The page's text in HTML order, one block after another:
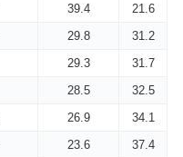
39.4
21.6
29.8
31.2
29.3
31.7
28.5
32.5
26.9
34.1
23.6
37.4